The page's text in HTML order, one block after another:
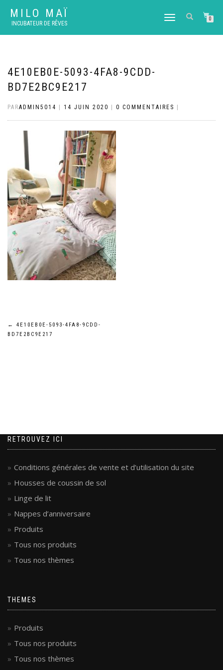
MILO MAÏ
INCUBATEUR DE RÊVES
DÉPLIER
NAVIGATION
0
4E10EB0E-5093-4FA8-9CDD-
BD7E2BC9E217
PARADMIN5014 14 JUIN 2020 0 COMMENTAIRES
Navigation
←
4E10EB0E-5093-4FA8-9CDD-
BD7E2BC9E217
RETROUVEZ ICI
Conditions générales de vente et d’utilisation du site
Housses de coussin de sol
Linge de lit
Nappes d’anniversaire
Produits
Tous nos produits
Tous nos thèmes
THEMES
Produits
Tous nos produits
Tous nos thèmes